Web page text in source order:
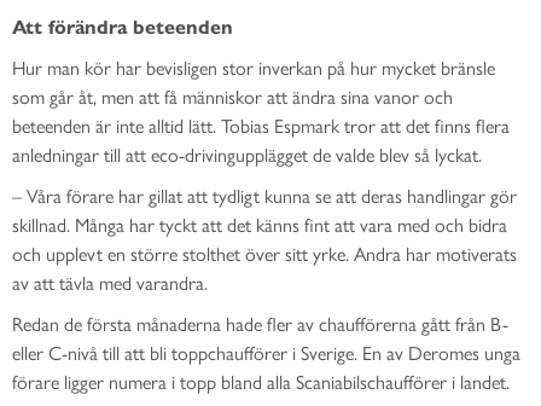
Att förändra beteenden
Hur man kör har bevisligen stor inverkan på hur mycket bränsle
som går åt, men att få människor att ändra sina vanor och
beteenden är inte alltid lätt. Tobias Espmark tror att det finns flera
anledningar till att eco-drivingupplägget de valde blev så lyckat.
– Våra förare har gillat att tydligt kunna se att deras handlingar gör
skillnad. Många har tyckt att det känns fint att vara med och bidra
och upplevt en större stolthet över sitt yrke. Andra har motiverats
av att tävla med varandra.
Redan de första månaderna hade fler av chaufförerna gått från B-
eller C-nivå till att bli toppchaufförer i Sverige. En av Deromes unga
förare ligger numera i topp bland alla Scaniabilschaufförer i landet.